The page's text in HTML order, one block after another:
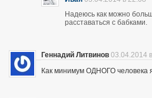
Надеюсь как можно
расставаться с бабками.
Геннадий Литвинов 03.04.2014
Как минимум ОДНОГО человека я